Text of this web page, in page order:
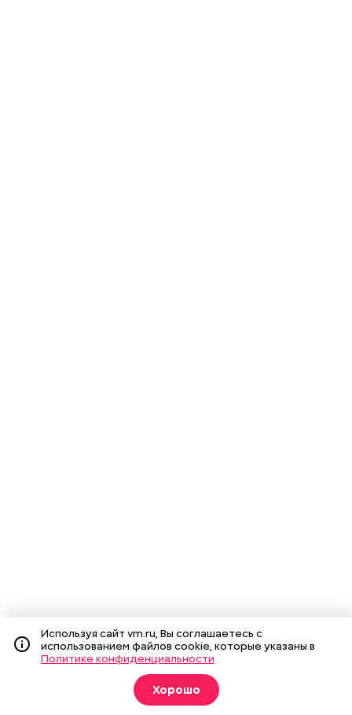
Используя сайт vm.ru, Вы соглашаетесь с
использованием файлов cookie, которые указаны в
Политике конфиденциальности
Хорошо